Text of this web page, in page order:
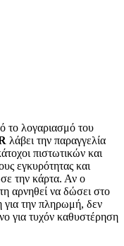
το λογαριασμό του
λάβει την παραγγελία
πιστωτικών και
εγκυρότητας και
την κάρτα. Αν ο
αρνηθεί να δώσει στο
για την πληρωμή, δεν
για τυχόν καθυστέρηση